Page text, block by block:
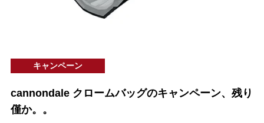
キャンペーン
cannondale クロームバッグのキャンペーン、残り
僅か。。